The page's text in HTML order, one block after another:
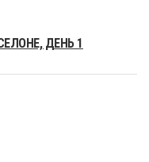
ДЕНЬ 1